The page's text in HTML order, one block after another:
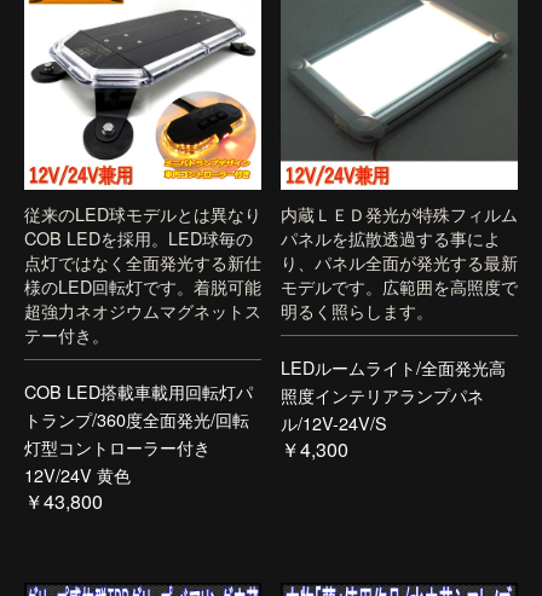
従来のLED球モデルとは異なり
COB LEDを採用。LED球毎の
点灯ではなく全面発光する新仕
様のLED回転灯です。着脱可能
超強力ネオジウムマグネットス
テー付き。
COB LED搭載車載用回転灯パ
トランプ/360度全面発光/回転
灯型コントローラー付き
12V/24V 黄色
￥43,800
内蔵ＬＥＤ発光が特殊フィルム
パネルを拡散透過する事によ
り、パネル全面が発光する最新
モデルです。広範囲を高照度で
明るく照らします。
LEDルームライト/全面発光高
照度インテリアランプパネ
ル/12V-24V/S
￥4,300